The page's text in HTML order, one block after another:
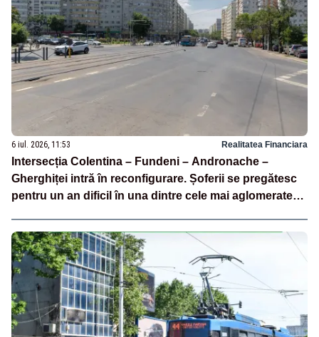
6 iul. 2026, 11:53 Realitatea Financiara
Intersecția Colentina – Fundeni – Andronache –
Gherghiței intră în reconfigurare. Șoferii se pregătesc
pentru un an dificil în una dintre cele mai aglomerate